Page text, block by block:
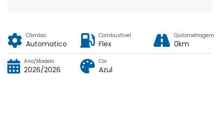
Câmbio
Automatico
Combustível
Flex
Quilometragem
0km
Ano/Modelo
2026/2026
Cor
Azul